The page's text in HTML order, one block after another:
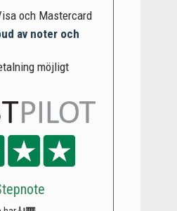
och Mastercard
av noter och
möjligt